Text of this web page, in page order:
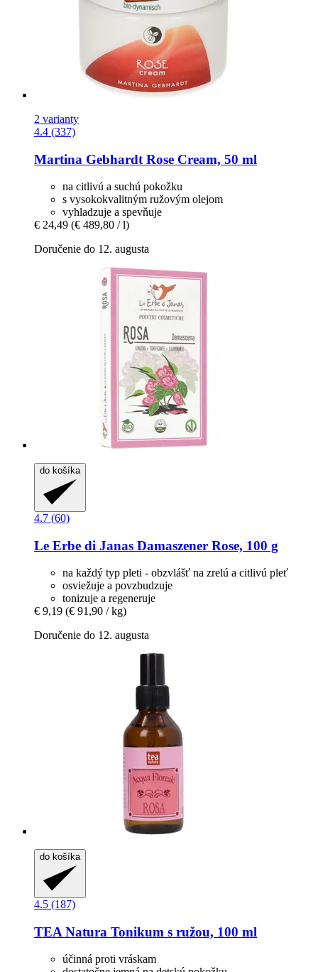
2 varianty
4.4 (337)
Martina Gebhardt Rose Cream, 50 ml
na citlivú a suchú pokožku
s vysokokvalitným ružovým olejom
vyhladzuje a spevňuje
€ 24,49 (€ 489,80 / l)
Doručenie do 12. augusta
do košíka
4.7 (60)
Le Erbe di Janas Damaszener Rose, 100 g
na každý typ pleti - obzvlášť na zrelú a citlivú pleť
osviežuje a povzbudzuje
tonizuje a regeneruje
€ 9,19 (€ 91,90 / kg)
Doručenie do 12. augusta
do košíka
4.5 (187)
TEA Natura Tonikum s ružou, 100 ml
účinná proti vráskam